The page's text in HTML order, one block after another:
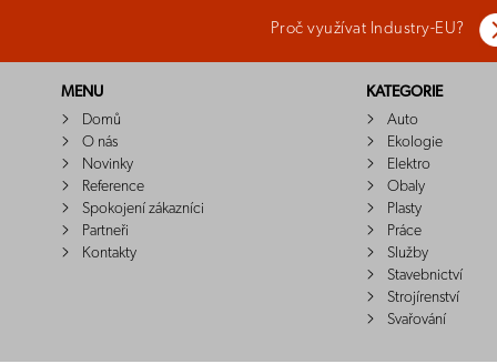
Proč využívat Industry-EU?
MENU
Domů
O nás
Novinky
Reference
Spokojení zákazníci
Partneři
Kontakty
KATEGORIE
Auto
Ekologie
Elektro
Obaly
Plasty
Práce
Služby
Stavebnictví
Strojírenství
Svařování